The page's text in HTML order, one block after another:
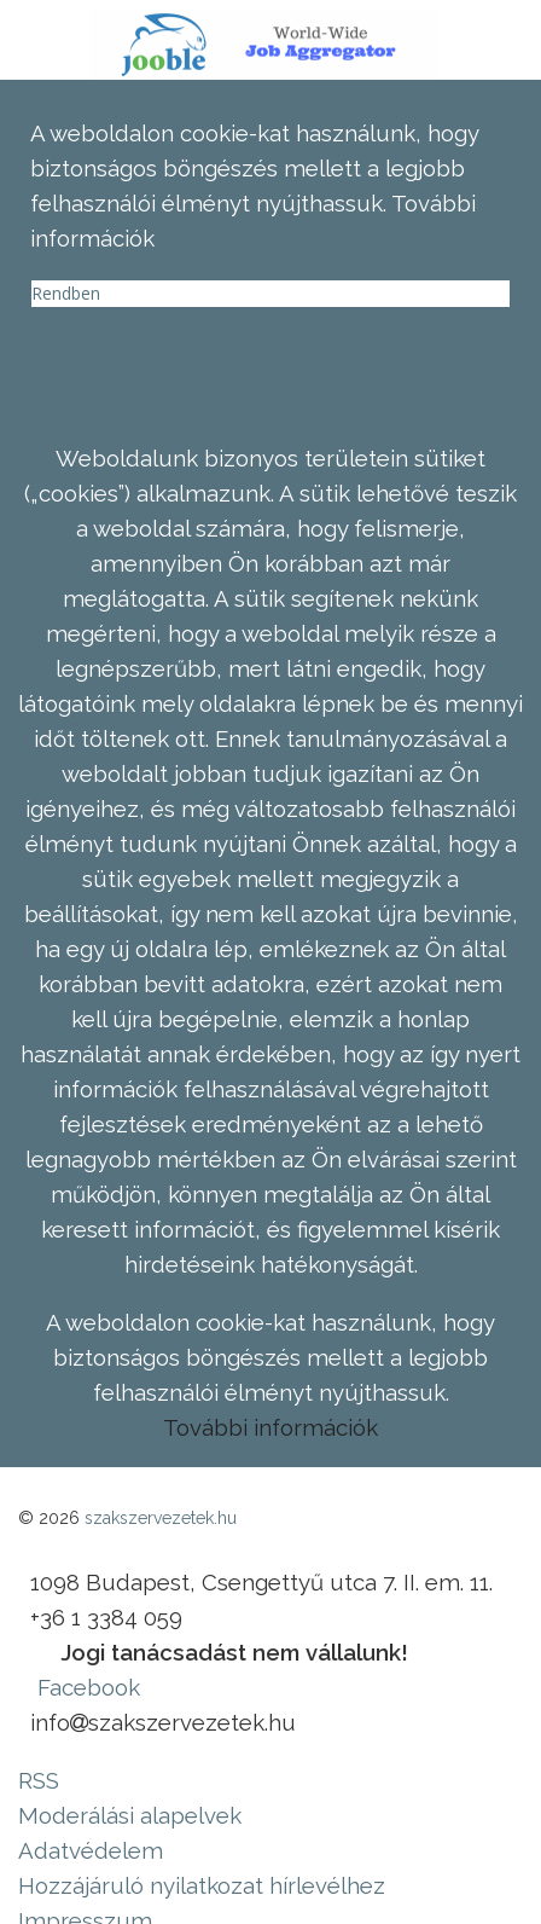
A weboldalon cookie-kat használunk, hogy
biztonságos böngészés mellett a legjobb
felhasználói élményt nyújthassuk. További
információk
Rendben
Weboldalunk bizonyos területein sütiket
(„cookies”) alkalmazunk. A sütik lehetővé teszik
a weboldal számára, hogy felismerje,
amennyiben Ön korábban azt már
meglátogatta. A sütik segítenek nekünk
megérteni, hogy a weboldal melyik része a
legnépszerűbb, mert látni engedik, hogy
látogatóink mely oldalakra lépnek be és mennyi
időt töltenek ott. Ennek tanulmányozásával a
weboldalt jobban tudjuk igazítani az Ön
igényeihez, és még változatosabb felhasználói
élményt tudunk nyújtani Önnek azáltal, hogy a
sütik egyebek mellett megjegyzik a
beállításokat, így nem kell azokat újra bevinnie,
ha egy új oldalra lép, emlékeznek az Ön által
korábban bevitt adatokra, ezért azokat nem
kell újra begépelnie, elemzik a honlap
használatát annak érdekében, hogy az így nyert
információk felhasználásával végrehajtott
fejlesztések eredményeként az a lehető
legnagyobb mértékben az Ön elvárásai szerint
működjön, könnyen megtalálja az Ön által
keresett információt, és figyelemmel kísérik
hirdetéseink hatékonyságát.
A weboldalon cookie-kat használunk, hogy
biztonságos böngészés mellett a legjobb
felhasználói élményt nyújthassuk.
További információk
© 2026 szakszervezetek.hu
1098 Budapest, Csengettyű utca 7. II. em. 11.
+36 1 3384 059
Jogi tanácsadást nem vállalunk!
Facebook
info
szakszervezetek.hu
RSS
Moderálási alapelvek
Adatvédelem
Hozzájáruló nyilatkozat hírlevélhez